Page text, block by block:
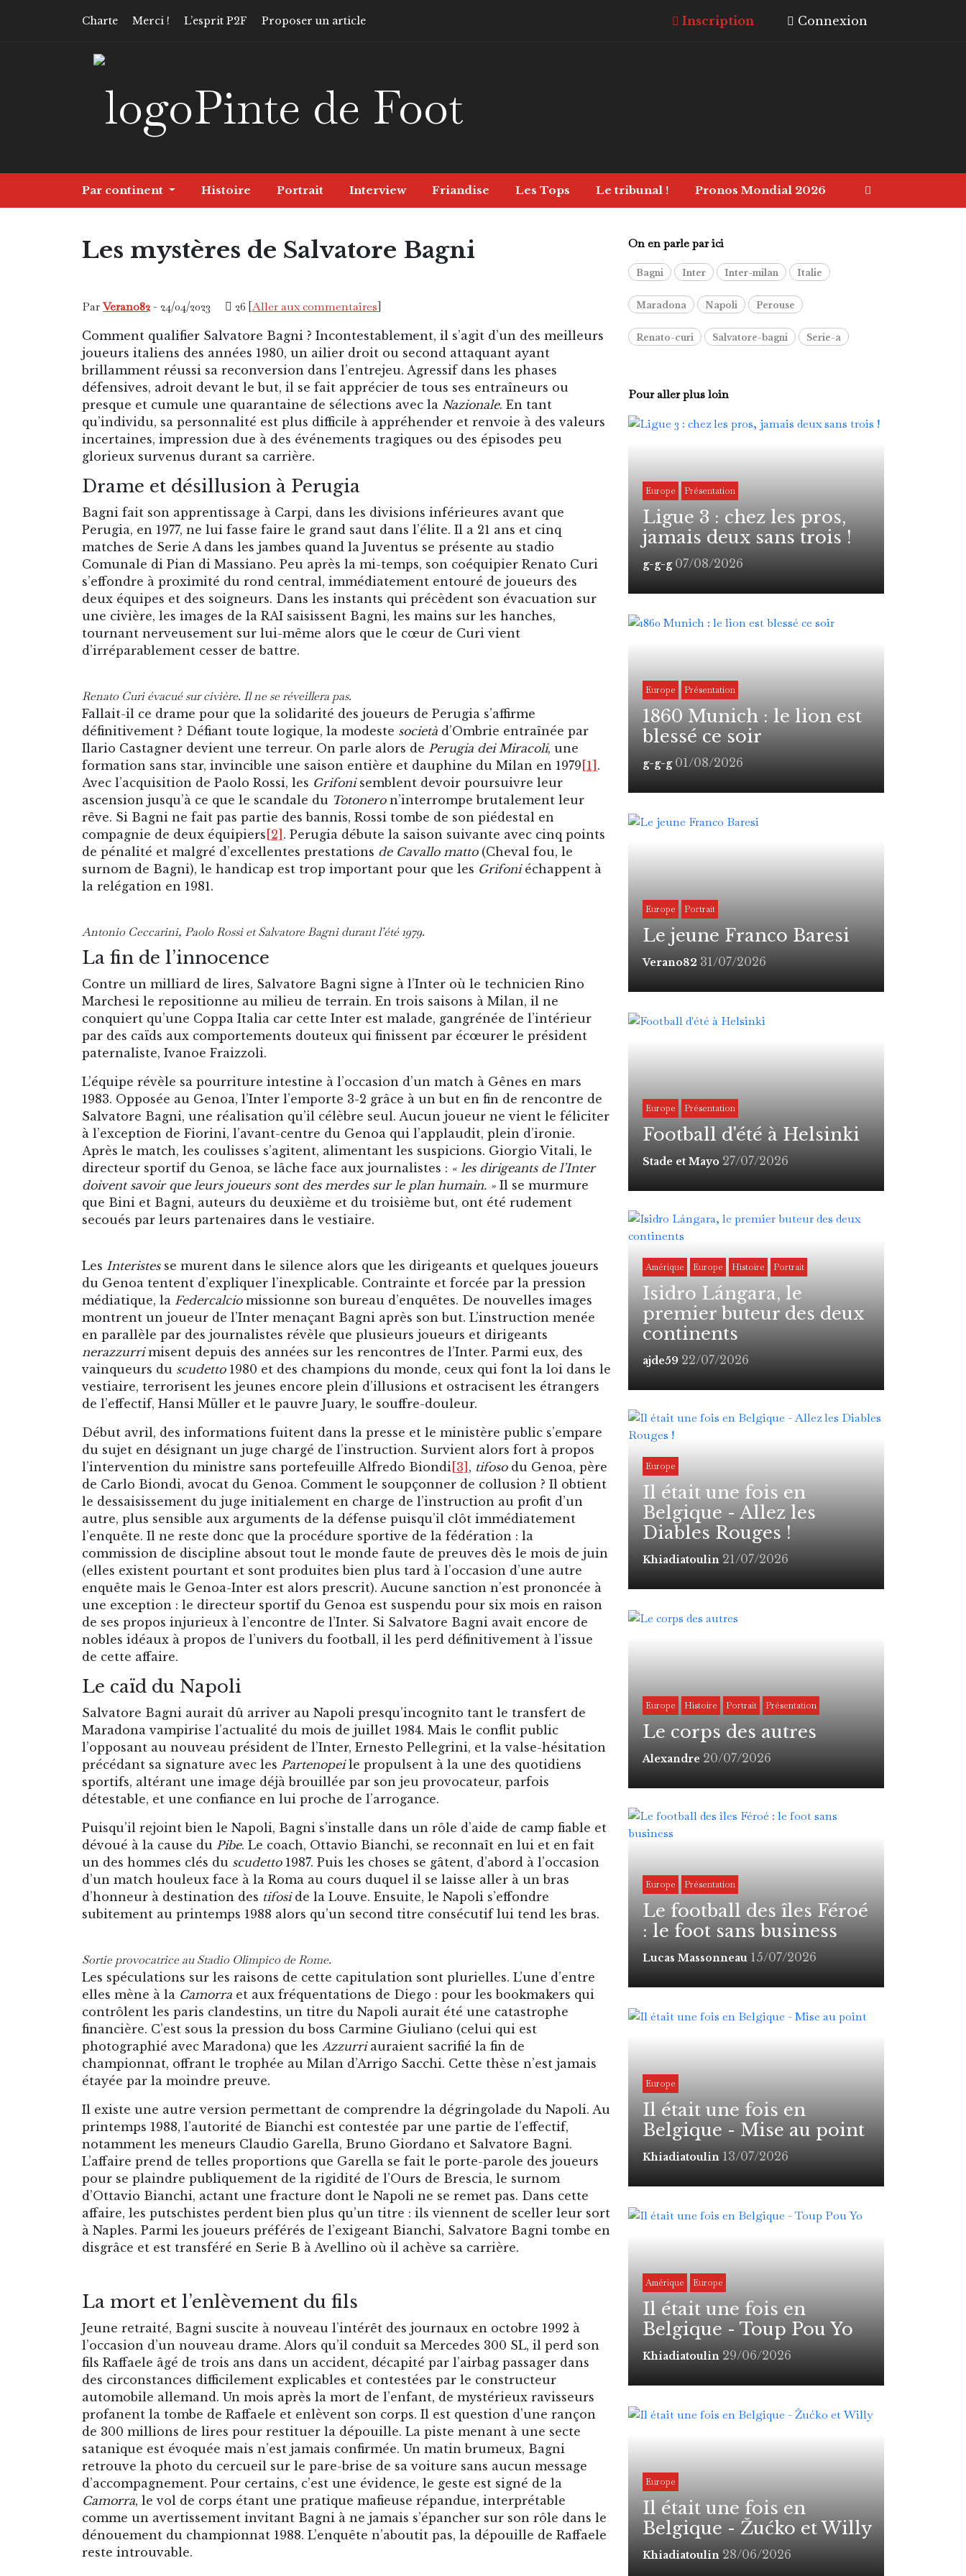
Charte Merci ! L’esprit P2F Proposer un article Inscription Connexion
Pinte de Foot
Par continent Histoire Portrait Interview Friandise Les Tops Le tribunal ! Pronos Mondial 2026
Les mystères de Salvatore Bagni
Europe Portrait
ParVerano82 - 24/04/2023 26 [Aller aux commentaires]
Comment qualifier Salvatore Bagni ? Incontestablement, il s’agit d’un des meilleurs
joueurs italiens des années 1980, un ailier droit ou second attaquant ayant
brillamment réussi sa reconversion dans l’entrejeu. Agressif dans les phases
défensives, adroit devant le but, il se fait apprécier de tous ses entraîneurs ou
presque et cumule une quarantaine de sélections avec la Nazionale. En tant
qu’individu, sa personnalité est plus difficile à appréhender et renvoie à des valeurs
incertaines, impression due à des événements tragiques ou des épisodes peu
glorieux survenus durant sa carrière.
Drame et désillusion à Perugia
Bagni fait son apprentissage à Carpi, dans les divisions inférieures avant que
Perugia, en 1977, ne lui fasse faire le grand saut dans l’élite. Il a 21 ans et cinq
matches de Serie A dans les jambes quand la Juventus se présente au stadio
Comunale di Pian di Massiano. Peu après la mi-temps, son coéquipier Renato Curi
s’effondre à proximité du rond central, immédiatement entouré de joueurs des
deux équipes et des soigneurs. Dans les instants qui précèdent son évacuation sur
une civière, les images de la RAI saisissent Bagni, les mains sur les hanches,
tournant nerveusement sur lui-même alors que le cœur de Curi vient
d’irréparablement cesser de battre.
Renato Curi évacué sur civière. Il ne se réveillera pas.
Fallait-il ce drame pour que la solidarité des joueurs de Perugia s’affirme
définitivement ? Défiant toute logique, la modeste società d’Ombrie entraînée par
Ilario Castagner devient une terreur. On parle alors de Perugia dei Miracoli, une
formation sans star, invincible une saison entière et dauphine du Milan en 1979 [1] .
Avec l’acquisition de Paolo Rossi, les Grifonisemblent devoir poursuivre leur
ascension jusqu’à ce que le scandale du Totoneron’interrompe brutalement leur
rêve. Si Bagni ne fait pas partie des bannis, Rossi tombe de son piédestal en
compagnie de deux équipiers [2] . Perugia débute la saison suivante avec cinq points
de pénalité et malgré d’excellentes prestations de Cavallo matto(Cheval fou, le
surnom de Bagni), le handicap est trop important pour que les Grifoniéchappent à
la relégation en 1981.
Antonio Ceccarini, Paolo Rossi et Salvatore Bagni durant l’été 1979.
La fin de l’innocence
Contre un milliard de lires, Salvatore Bagni signe à l’Inter où le technicien Rino
Marchesi le repositionne au milieu de terrain. En trois saisons à Milan, il ne
conquiert qu’une Coppa Italia car cette Inter est malade, gangrénée de l’intérieur
par des caïds aux comportements douteux qui finissent par écœurer le président
paternaliste, Ivanoe Fraizzoli.
L’équipe révèle sa pourriture intestine à l’occasion d’un match à Gênes en mars
1983. Opposée au Genoa, l’Inter l’emporte 3-2 grâce à un but en fin de rencontre de
Salvatore Bagni, une réalisation qu’il célèbre seul. Aucun joueur ne vient le féliciter
à l’exception de Fiorini, l’avant-centre du Genoa qui l’applaudit, plein d’ironie.
Après le match, les coulisses s’agitent, alimentant les suspicions. Giorgio Vitali, le
directeur sportif du Genoa, se lâche face aux journalistes : « les dirigeants de l’Inter
doivent savoir que leurs joueurs sont des merdes sur le plan humain. » Il se murmure
que Bini et Bagni, auteurs du deuxième et du troisième but, ont été rudement
secoués par leurs partenaires dans le vestiaire.
Les Interistesse murent dans le silence alors que les dirigeants et quelques joueurs
du Genoa tentent d’expliquer l’inexplicable. Contrainte et forcée par la pression
médiatique, la Federcalciomissionne son bureau d’enquêtes. De nouvelles images
montrent un joueur de l’Inter menaçant Bagni après son but. L’instruction menée
en parallèle par des journalistes révèle que plusieurs joueurs et dirigeants
nerazzurrimisent depuis des années sur les rencontres de l’Inter. Parmi eux, des
vainqueurs du scudetto1980 et des champions du monde, ceux qui font la loi dans le
vestiaire, terrorisent les jeunes encore plein d’illusions et ostracisent les étrangers
de l’effectif, Hansi Müller et le pauvre Juary, le souffre-douleur.
Début avril, des informations fuitent dans la presse et le ministère public s’empare
du sujet en désignant un juge chargé de l’instruction. Survient alors fort à propos
l’intervention du ministre sans portefeuille Alfredo Biondi [3] , tifosodu Genoa, père
de Carlo Biondi, avocat du Genoa. Comment le soupçonner de collusion ? Il obtient
le dessaisissement du juge initialement en charge de l’instruction au profit d’un
autre, plus sensible aux arguments de la défense puisqu’il clôt immédiatement
l’enquête. Il ne reste donc que la procédure sportive de la fédération : la
commission de discipline absout tout le monde faute de preuves dès le mois de juin
(elles existent pourtant et sont produites bien plus tard à l’occasion d’une autre
enquête mais le Genoa-Inter est alors prescrit). Aucune sanction n’est prononcée à
une exception : le directeur sportif du Genoa est suspendu pour six mois en raison
de ses propos injurieux à l’encontre de l’Inter. Si Salvatore Bagni avait encore de
nobles idéaux à propos de l’univers du football, il les perd définitivement à l’issue
de cette affaire.
Le caïd du Napoli
Salvatore Bagni aurait dû arriver au Napoli presqu’incognito tant le transfert de
Maradona vampirise l’actualité du mois de juillet 1984. Mais le conflit public
l’opposant au nouveau président de l’Inter, Ernesto Pellegrini, et la valse-hésitation
précédant sa signature avec les Partenopeile propulsent à la une des quotidiens
sportifs, altérant une image déjà brouillée par son jeu provocateur, parfois
détestable, et une confiance en lui proche de l’arrogance.
Puisqu’il rejoint bien le Napoli, Bagni s’installe dans un rôle d’aide de camp fiable et
dévoué à la cause du Pibe. Le coach, Ottavio Bianchi, se reconnaît en lui et en fait
un des hommes clés du scudetto1987. Puis les choses se gâtent, d’abord à l’occasion
d’un match houleux face à la Roma au cours duquel il se laisse aller à un bras
d’honneur à destination des tifoside la Louve. Ensuite, le Napoli s’effondre
subitement au printemps 1988 alors qu’un second titre consécutif lui tend les bras.
Sortie provocatrice au Stadio Olimpico de Rome.
Les spéculations sur les raisons de cette capitulation sont plurielles. L’une d’entre
elles mène à la Camorra et aux fréquentations de Diego : pour les bookmakers qui
contrôlent les paris clandestins, un titre du Napoli aurait été une catastrophe
financière. C’est sous la pression du boss Carmine Giuliano (celui qui est
photographié avec Maradona) que les Azzurriauraient sacrifié la fin de
championnat, offrant le trophée au Milan d’Arrigo Sacchi. Cette thèse n’est jamais
étayée par la moindre preuve.
Il existe une autre version permettant de comprendre la dégringolade du Napoli. Au
printemps 1988, l’autorité de Bianchi est contestée par une partie de l’effectif,
notamment les meneurs Claudio Garella, Bruno Giordano et Salvatore Bagni.
L’affaire prend de telles proportions que Garella se fait le porte-parole des joueurs
pour se plaindre publiquement de la rigidité de l’Ours de Brescia, le surnom
d’Ottavio Bianchi, actant une fracture dont le Napoli ne se remet pas. Dans cette
affaire, les putschistes perdent bien plus qu’un titre : ils viennent de sceller leur sort
à Naples. Parmi les joueurs préférés de l’exigeant Bianchi, Salvatore Bagni tombe en
disgrâce et est transféré en Serie B à Avellino où il achève sa carrière.
La mort et l’enlèvement du fils
Jeune retraité, Bagni suscite à nouveau l’intérêt des journaux en octobre 1992 à
l’occasion d’un nouveau drame. Alors qu’il conduit sa Mercedes 300 SL, il perd son
fils Raffaele âgé de trois ans dans un accident, décapité par l’airbag passager dans
des circonstances difficilement explicables et contestées par le constructeur
automobile allemand. Un mois après la mort de l’enfant, de mystérieux ravisseurs
profanent la tombe de Raffaele et enlèvent son corps. Il est question d’une rançon
de 300 millions de lires pour restituer la dépouille. La piste menant à une secte
satanique est évoquée mais n’est jamais confirmée. Un matin brumeux, Bagni
retrouve la photo du cercueil sur le pare-brise de sa voiture sans aucun message
d’accompagnement. Pour certains, c’est une évidence, le geste est signé de la
Camorra, le vol de corps étant une pratique mafieuse répandue, interprétable
comme un avertissement invitant Bagni à ne jamais s’épancher sur son rôle dans le
dénouement du championnat 1988. L’enquête n’aboutit pas, la dépouille de Raffaele
reste introuvable.
On en parle par ici
Bagni Inter Inter-milan Italie
Maradona Napoli Perouse
Renato-curi Salvatore-bagni Serie-a
Pour aller plus loin
Europe Présentation
Ligue 3 : chez les pros,
jamais deux sans trois !
g-g-g 07/08/2026
Europe Présentation
1860 Munich : le lion est
blessé ce soir
g-g-g 01/08/2026
Europe Portrait
Le jeune Franco Baresi
Verano82 31/07/2026
Europe Présentation
Football d'été à Helsinki
Stade et Mayo 27/07/2026
Amérique Europe Histoire Portrait
Isidro Lángara, le
premier buteur des deux
continents
ajde59 22/07/2026
Europe
Il était une fois en
Belgique - Allez les
Diables Rouges !
Khiadiatoulin 21/07/2026
Europe Histoire Portrait Présentation
Le corps des autres
Alexandre 20/07/2026
Europe Présentation
Le football des îles Féroé
: le foot sans business
Lucas Massonneau 15/07/2026
Europe
Il était une fois en
Belgique - Mise au point
Khiadiatoulin 13/07/2026
Amérique Europe
Il était une fois en
Belgique - Toup Pou Yo
Khiadiatoulin 29/06/2026
Europe
Il était une fois en
Belgique - Žućko et Willy
Khiadiatoulin 28/06/2026